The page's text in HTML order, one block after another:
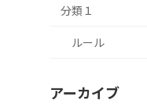
分類１
ルール
アーカイブ